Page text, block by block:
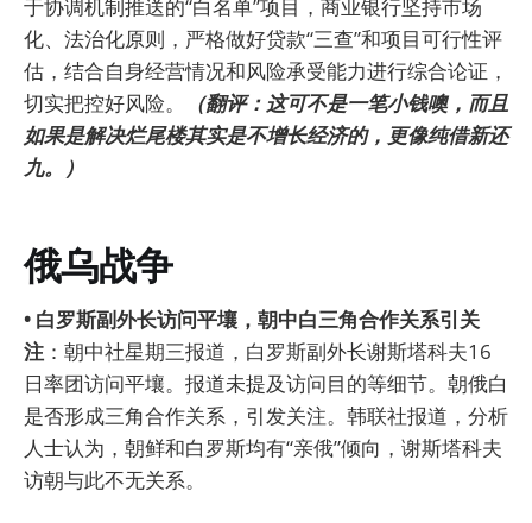
于协调机制推送的“白名单”项目，商业银行坚持市场
化、法治化原则，严格做好贷款“三查”和项目可行性评
估，结合自身经营情况和风险承受能力进行综合论证，
切实把控好风险。
（翻评：这可不是一笔小钱噢，而且
如果是解决烂尾楼其实是不增长经济的，更像纯借新还
九。）
俄乌战争
• 白罗斯副外长访问平壤，朝中白三角合作关系引关
注 ：朝中社星期三报道，白罗斯副外长谢斯塔科夫16
日率团访问平壤。报道未提及访问目的等细节。朝俄白
是否形成三角合作关系，引发关注。韩联社报道，分析
人士认为，朝鲜和白罗斯均有“亲俄”倾向，谢斯塔科夫
访朝与此不无关系。